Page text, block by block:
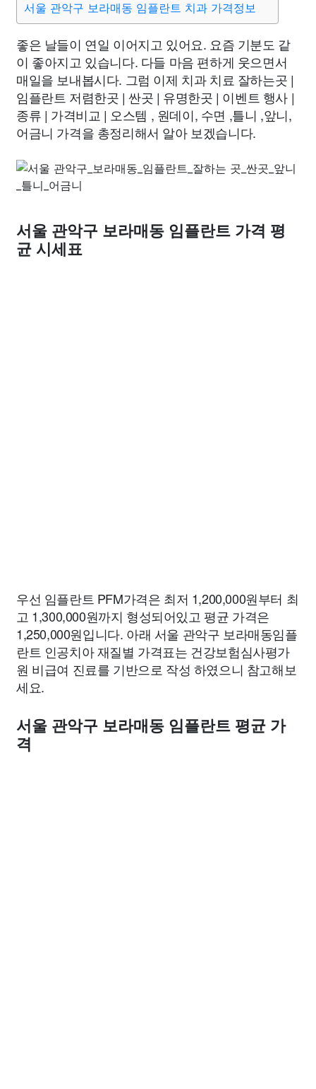
서울 관악구 보라매동 임플란트 치과 가격정보
좋은 날들이 연일 이어지고 있어요. 요즘 기분도 같
이 좋아지고 있습니다. 다들 마음 편하게 웃으면서
매일을 보내봅시다. 그럼 이제 치과 치료 잘하는곳 |
임플란트 저렴한곳 | 싼곳 | 유명한곳 | 이벤트 행사 |
종류 | 가격비교 | 오스템 , 원데이, 수면 ,틀니 ,앞니,
어금니 가격을 총정리해서 알아 보겠습니다.
서울 관악구 보라매동 임플란트 가격 평
균 시세표
우선 임플란트 PFM가격은 최저 1,200,000원부터 최
고 1,300,000원까지 형성되어있고 평균 가격은
1,250,000원입니다. 아래 서울 관악구 보라매동임플
란트 인공치아 재질별 가격표는 건강보험심사평가
원 비급여 진료를 기반으로 작성 하였으니 참고해보
세요.
서울 관악구 보라매동 임플란트 평균 가
격